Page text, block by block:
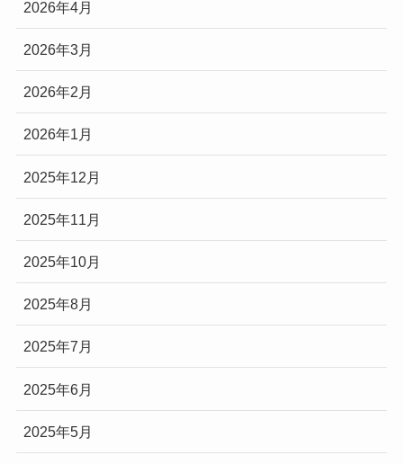
2026年4月
2026年3月
2026年2月
2026年1月
2025年12月
2025年11月
2025年10月
2025年8月
2025年7月
2025年6月
2025年5月